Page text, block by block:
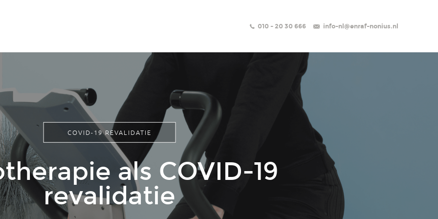
010 - 20 30 666 info-nl@enraf-nonius.nl
COVID-19 REVALIDATIE
als COVID-19
revalidatie